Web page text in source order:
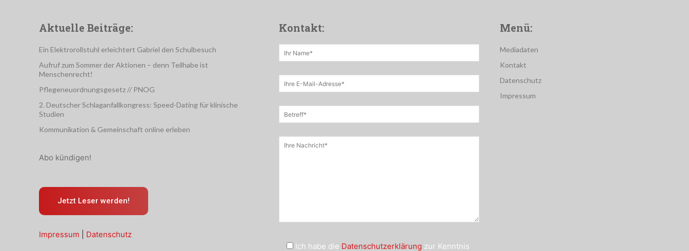
Aktuelle Beiträge:
Ein Elektrorollstuhl erleichtert Gabriel den Schulbesuch
Aufruf zum Sommer der Aktionen – denn Teilhabe ist
Menschenrecht!
Pflegeneuordnungsgesetz // PNOG
2. Deutscher Schlaganfallkongress: Speed-Dating für klinische
Studien
Kommunikation & Gemeinschaft online erleben
Abo kündigen!
Jetzt Leser werden!
Impressum Datenschutz
Kontakt:
Ich habe die Datenschutzerklärung zur Kenntnis
Menü:
Mediadaten
Kontakt
Datenschutz
Impressum